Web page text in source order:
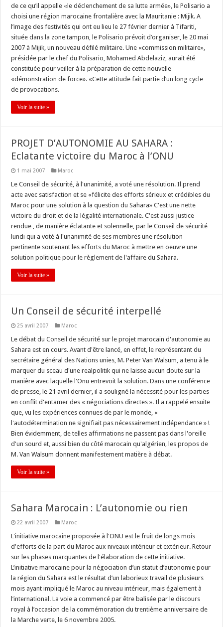
de ce qu’il appelle «le déclenchement de sa lutte armée», le Polisario a
choisi une région marocaine frontalière avec la Mauritanie : Mijik. A
l’image des festivités qui ont eu lieu le 27 février dernier à Tifariti,
située dans la zone tampon, le Polisario prévoit d’organiser, le 20 mai
2007 à Mijik, un nouveau défilé militaire. Une «commission militaire»,
présidée par le chef du Polisario, Mohamed Abdelaziz, aurait été
constituée pour veiller à la préparation de cette nouvelle
«démonstration de force». «Cette attitude fait partie d’un long cycle
de provocations.
Voir la suite »
PROJET D’AUTONOMIE AU SAHARA :
Eclatante victoire du Maroc à l’ONU
1 mai 2007 Maroc
Le Conseil de sécurité, à l'unanimité, a voté une résolution. Il prend
acte avec satisfaction et se «félicite des efforts sérieux et crédibles du
Maroc pour une solution à la question du Sahara» C'est une nette
victoire du droit et de la légalité internationale. C'est aussi justice
rendue , de manière éclatante et solennelle, par le Conseil de sécurité
lundi qui a voté à l'unanimité de ses membres une résolution
pertinente soutenant les efforts du Maroc à mettre en oeuvre une
solution politique pour le règlement de l'affaire du Sahara.
Voir la suite »
Un Conseil de sécurité interpellé
25 avril 2007 Maroc
Le débat du Conseil de sécurité sur le projet marocain d'autonomie au
Sahara est en cours. Avant d'être lancé, en effet, le représentant du
secrétaire général des Nations unies, M. Peter Van Walsum, a tenu à le
marquer du sceau d'une realpolitik qui ne laisse aucun doute sur la
manière avec laquelle l'Onu entrevoit la solution. Dans une conférence
de presse, le 21 avril dernier, il a souligné la nécessité pour les parties
en conflit d'entamer des « négociations directes ». Il a rappelé ensuite
que, vu les expériences connues de par le monde, «
l'autodétermination ne signifiait pas nécessairement indépendance » !
Bien évidemment, de telles affirmations ne passent pas dans l'oreille
d'un sourd et, aussi bien du côté marocain qu'algérien, les propos de
M. Van Walsum donnent manifestement matière à débat.
Voir la suite »
Sahara Marocain : L’autonomie ou rien
22 avril 2007 Maroc
L'initiative marocaine proposée à l'ONU est le fruit de longs mois
d'efforts de la part du Maroc aux niveaux intérieur et extérieur. Retour
sur les phases marquantes de l'élaboration de cette initiative.
L’initiative marocaine pour la négociation d’un statut d’autonomie pour
la région du Sahara est le résultat d’un laborieux travail de plusieurs
mois ayant impliqué le Maroc au niveau intérieur, mais également à
l’international. La voie a commencé par être balisée par le discours
royal à l’occasion de la commémoration du trentième anniversaire de
la Marche verte, le 6 novembre 2005.